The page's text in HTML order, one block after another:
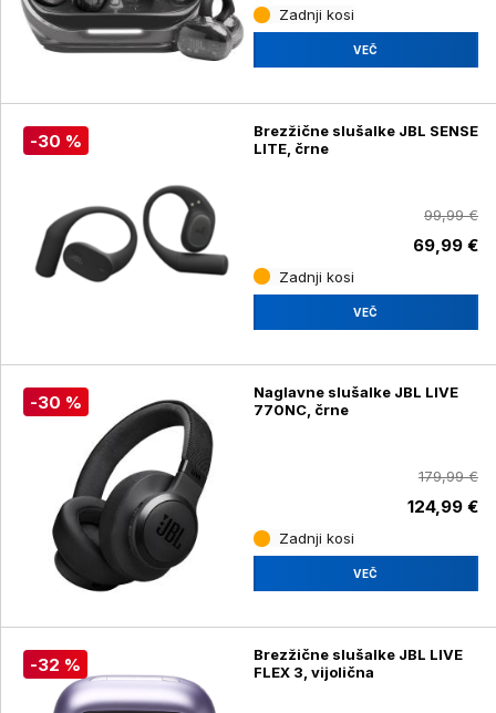
Zadnji kosi
VEČ
-30 %
Brezžične slušalke JBL SENSE
LITE, črne
99,99 €
69,99 €
Zadnji kosi
VEČ
-30 %
Naglavne slušalke JBL LIVE
770NC, črne
179,99 €
124,99 €
Zadnji kosi
VEČ
-32 %
Brezžične slušalke JBL LIVE
FLEX 3, vijolična